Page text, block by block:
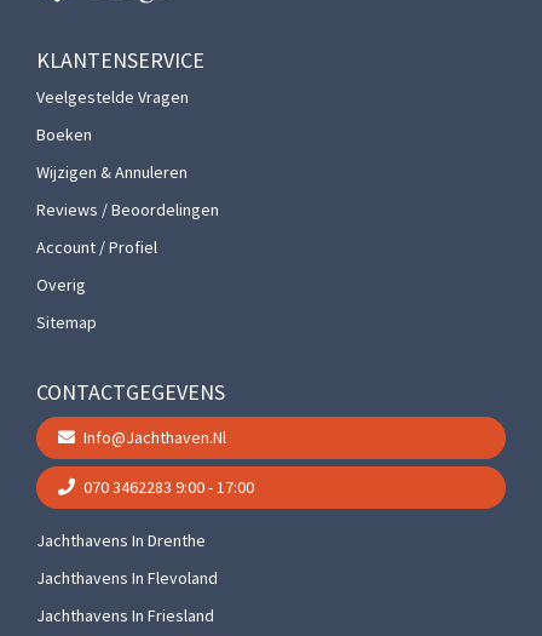
KLANTENSERVICE
Veelgestelde Vragen
Boeken
Wijzigen & Annuleren
Reviews / Beoordelingen
Account / Profiel
Overig
Sitemap
CONTACTGEGEVENS
Info@jachthaven.nl
070 3462283 9:00 - 17:00
Jachthavens In Drenthe
Jachthavens In Flevoland
Jachthavens In Friesland